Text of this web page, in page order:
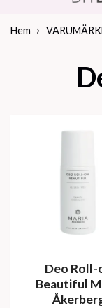
Hem
Deo Roll-
Beautiful